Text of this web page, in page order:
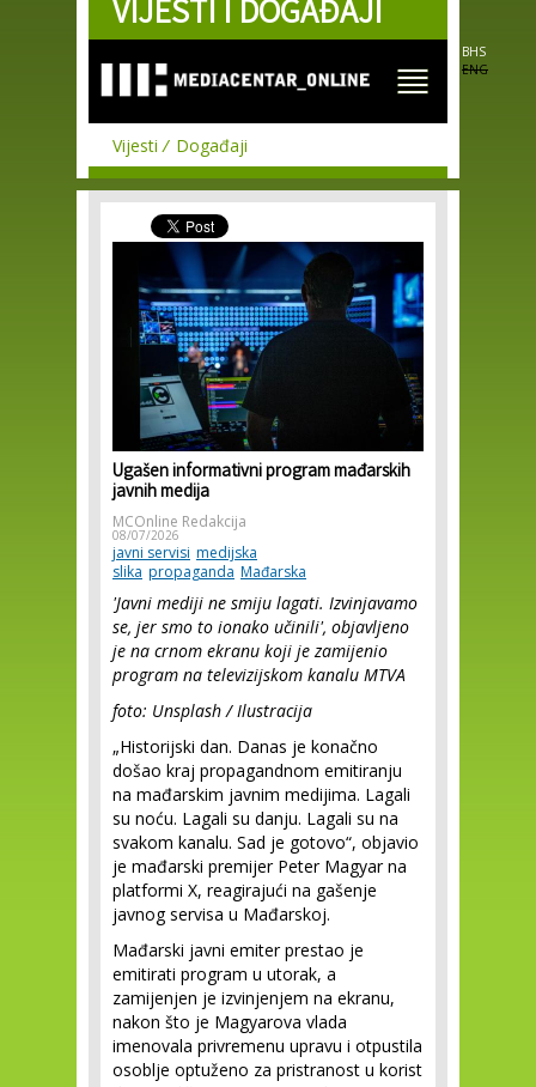
Skip to
main
VIJESTI I DOGAĐAJI
BHS
ENG
Vijesti Događaji
Ugašen informativni program mađarskih
javnih medija
MCOnline Redakcija
08/07/2026
javni servisi medijska
slika propaganda Mađarska
'Javni mediji ne smiju lagati. Izvinjavamo
se, jer smo to ionako učinili', objavljeno
je na crnom ekranu koji je zamijenio
program na televizijskom kanalu MTVA
foto: Unsplash / Ilustracija
„Historijski dan. Danas je konačno
došao kraj propagandnom emitiranju
na mađarskim javnim medijima. Lagali
su noću. Lagali su danju. Lagali su na
svakom kanalu. Sad je gotovo“, objavio
je mađarski premijer Peter Magyar na
platformi X, reagirajući na gašenje
javnog servisa u Mađarskoj.
Mađarski javni emiter prestao je
emitirati program u utorak, a
zamijenjen je izvinjenjem na ekranu,
nakon što je Magyarova vlada
imenovala privremenu upravu i otpustila
osoblje optuženo za pristranost u korist